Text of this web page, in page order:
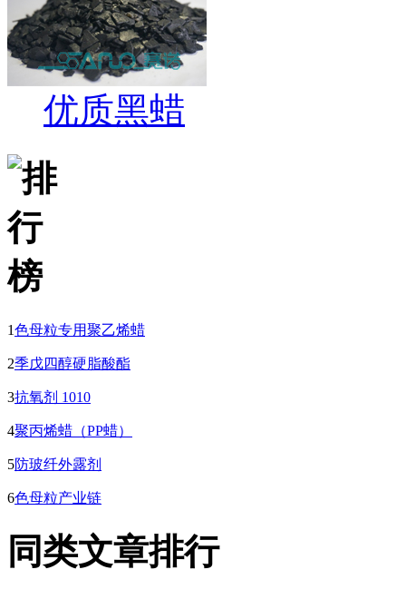
优质黑蜡
1色母粒专用聚乙烯蜡
2季戊四醇硬脂酸酯
3抗氧剂 1010
4聚丙烯蜡（PP蜡）
5防玻纤外露剂
6色母粒产业链
同类文章排行